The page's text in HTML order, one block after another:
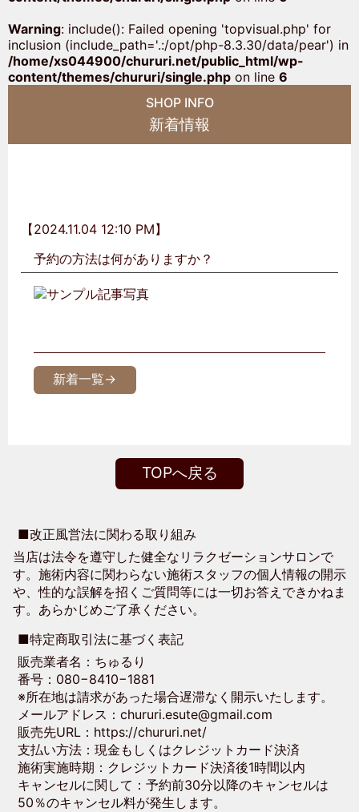
Warning: include(): Failed opening 'topvisual.php' for
inclusion (include_path='.:/opt/php-8.3.30/data/pear') in
/home/xs044900/chururi.net/public_html/wp-
content/themes/chururi/single.phpon line 6
SHOP INFO
新着情報
【2024.11.04 12:10 PM】
予約の方法は何がありますか？
新着一覧→
TOPへ戻る
■改正風営法に関わる取り組み
当店は法令を遵守した健全なリラクゼーションサロンで
す。施術内容に関わらない施術スタッフの個人情報の開示
や、性的な誤解を招くご質問等には一切お答えできかねま
す。あらかじめご了承ください。
■特定商取引法に基づく表記
販売業者名：ちゅるり
番号：080−8410−1881
※所在地は請求があった場合遅滞なく開示いたします。
メールアドレス：chururi.esute@gmail.com
販売先URL：https://chururi.net/
支払い方法：現金もしくはクレジットカード決済
施術実施時期：クレジットカード決済後1時間以内
キャンセルに関して：予約前30分以降のキャンセルは
50％のキャンセル料が発生します。